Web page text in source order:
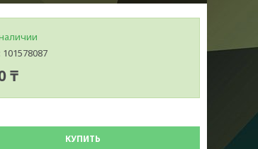
101578087
₸
КУПИТЬ